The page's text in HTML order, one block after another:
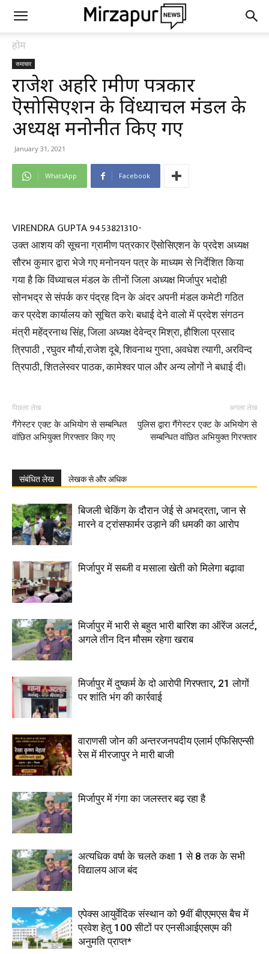
होम
समाचार
राजेश अग्रहरि ग्रामीण पत्रकार
ऎसोसिएशन के विंध्याचल मंडल के
अध्यक्ष मनोनीत किए गए
January 31, 2021
WhatsApp Facebook
VIRENDRA GUPTA 9453821310-
उक्त आशय की सूचना ग्रामीण पत्रकार ऎसोसिएशन के प्रदेश अध्यक्ष
सौरभ कुमार द्वारा भेजे गए मनोनयन पत्र के माध्यम से निर्देशित किया
गया है कि विंध्याचल मंडल के तीनों जिला अध्यक्ष मिर्जापुर भदोही
सोनभद्र से संपर्क कर पंद्रह दिन के अंदर अपनी मंडल कमेटी गठित
कर प्रदेश कार्यालय को सूचित करे। बधाई देने वालो में प्रदेश संगठन
मंत्री महेंद्रनाथ सिंह, जिला अध्यक्ष देवेन्द्र मिश्रा, हौशिला प्रसाद
त्रिपाठी , रघुवर मौर्या,राजेश दूबे, शिवनाथ गुप्ता, अवधेश त्यागी, अरविन्द
त्रिपाठी, शितलेस्वर पाठक, कामेश्वर पाल और अन्य लोगों ने बधाई दी।
पिछला लेख
गैंगेस्टर एक्ट के अभियोग से सम्बन्धित
वांछित अभियुक्त गिरफ्तार किए गए
अगला लेख
पुलिस द्वारा गैंगेस्टर एक्ट के अभियोग से
सम्बन्धित वांछित अभियुक्त गिरफ्तार
संबंधित लेख लेखक से और अधिक
बिजली चेकिंग के दौरान जेई से अभद्रता, जान से
मारने व ट्रांसफार्मर उड़ाने की धमकी का आरोप
मिर्जापुर में सब्जी व मसाला खेती को मिलेगा बढ़ावा
मिर्जापुर में भारी से बहुत भारी बारिश का ऑरेंज अलर्ट,
अगले तीन दिन मौसम रहेगा खराब
मिर्जापुर में दुष्कर्म के दो आरोपी गिरफ्तार, 21 लोगों
पर शांति भंग की कार्रवाई
वाराणसी जोन की अन्तरजनपदीय एलार्म एफिसिएन्सी
रेस में मीरजापुर ने मारी बाजी
मिर्जापुर में गंगा का जलस्तर बढ़ रहा है
अत्यधिक वर्षा के चलते कक्षा 1 से 8 तक के सभी
विद्यालय आज बंद
एपेक्स आयुर्वेदिक संस्थान को 9वीं बीएएमएस बैच में
प्रवेश हेतु 100 सीटों पर एनसीआईएसएम की
अनुमति प्राप्त*